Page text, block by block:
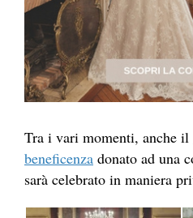
Tra i vari momenti, anche il
beneficenza donato ad una
sarà celebrato in maniera